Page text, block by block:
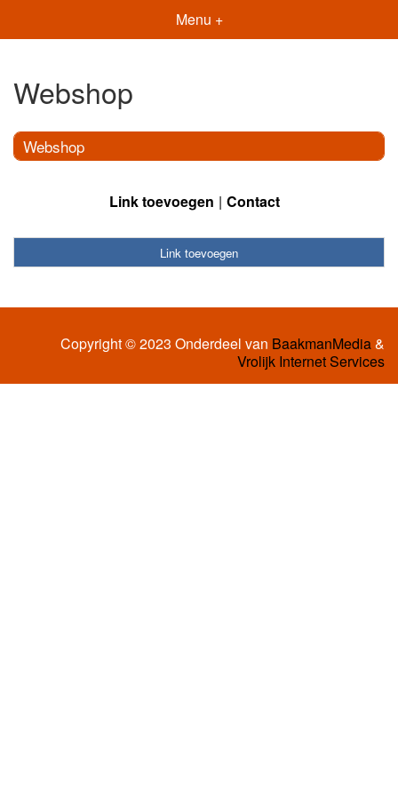
Menu +
Webshop
Webshop
Link toevoegen Contact
Link toevoegen
Copyright © 2023 Onderdeel van BaakmanMedia&
Vrolijk Internet Services